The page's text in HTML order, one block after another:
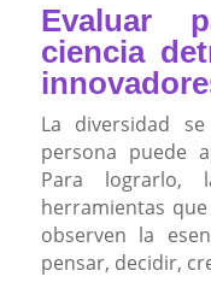
Evaluar
ciencia
La diversidad
persona puede
Para lograrlo,
herramientas
observen la
pensar, decidir,